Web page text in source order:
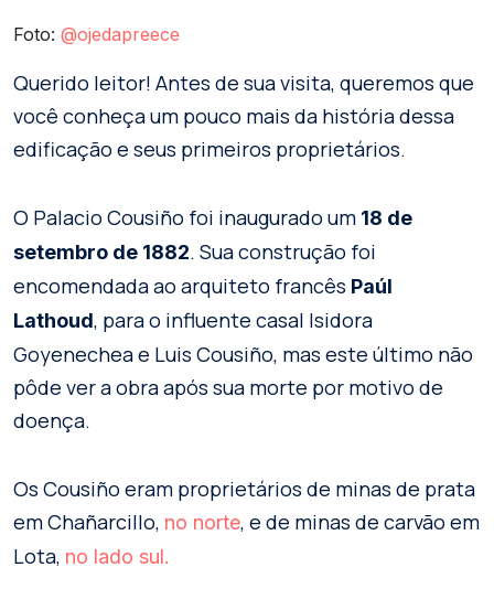
Foto: @ojedapreece
Querido leitor! Antes de sua visita, queremos que
você conheça um pouco mais da história dessa
edificação e seus primeiros proprietários.
O Palacio Cousiño foi inaugurado um 18 de
setembro de 1882. Sua construção foi
encomendada ao arquiteto francês Paúl
Lathoud, para o influente casal Isidora
Goyenechea e Luis Cousiño, mas este último não
pôde ver a obra após sua morte por motivo de
doença.
Os Cousiño eram proprietários de minas de prata
em Chañarcillo, no norte, e de minas de carvão em
Lota, no lado sul.